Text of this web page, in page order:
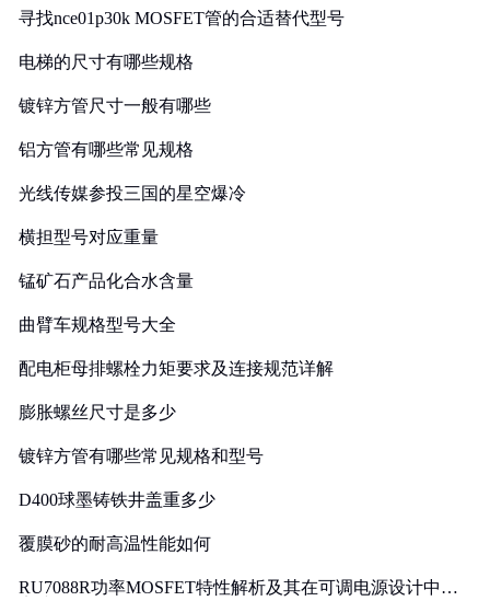
寻找nce01p30k MOSFET管的合适替代型号
电梯的尺寸有哪些规格
镀锌方管尺寸一般有哪些
铝方管有哪些常见规格
光线传媒参投三国的星空爆冷
横担型号对应重量
锰矿石产品化合水含量
曲臂车规格型号大全
配电柜母排螺栓力矩要求及连接规范详解
膨胀螺丝尺寸是多少
镀锌方管有哪些常见规格和型号
D400球墨铸铁井盖重多少
覆膜砂的耐高温性能如何
RU7088R功率MOSFET特性解析及其在可调电源设计中的